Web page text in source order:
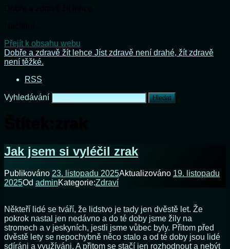
Přejít k obsahu webu
Dobře a zdravě žít lehce Jíst zdravě není drahé, žít zdravě
není těžké.
RSS
Vyhledávání
Jak jsem si vyléčil zrak
Publikováno 23. listopadu 2025Aktualizováno 19. listopadu
2025Od adminKategorie:Zdraví
Někteří lidé se tváří, že lidstvo je tady jen dvěstě let. Že
pokrok nastal jen nedávno a do té doby jsme žily na
stromech a v jeskyních, jestli jsme vůbec byly. Přitom před
dvěstě lety se nepochybně něco stalo a od té doby jsou lidé
sdíráni a využíváni. A přitom se stačí jen rozhodnout a nebýt